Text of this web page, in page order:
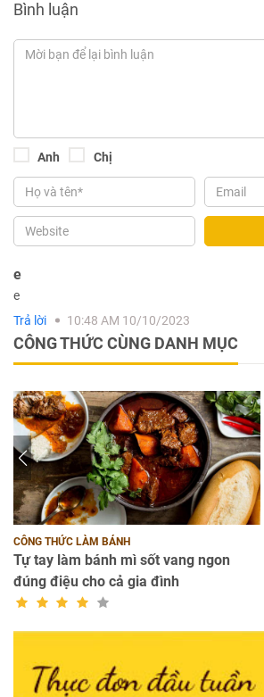
Bình luận
Anh Chị
e
e
Trả lời
10:48 AM 10/10/2023
CÔNG THỨC CÙNG DANH MỤC
CÔNG THỨC LÀM BÁNH
Tự tay làm bánh mì sốt vang ngon
đúng điệu cho cả gia đình